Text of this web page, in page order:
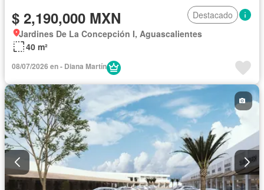
$ 2,190,000 MXN
Destacado
Jardines De La Concepción I, Aguascalientes
40 m²
08/07/2026 en - Diana Martín